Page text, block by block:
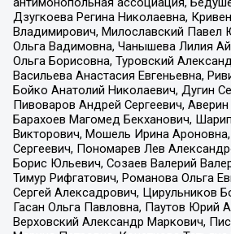
Дзугкоева Регина Николаевна,
Владимирович, Милославский
Ольга Вадимовна, Чанышева Лилия
Ольга Борисовна, Туровский
Васильева Анастасия Евгеньевна,
Бойко Анатолий Николаевич, Дугин
Пивоваров Андрей Сергеевич, Аверин
Барахоев Магомед Бекханович,
Викторович, Мошель Ирина
Сергеевич, Пономарев Лев
Борис Юльевич, Созаев Валерий
Тимур Рифгатович, Романова Ольга
Сергей Алексадрович, Цирульников
Гасан Ольга Павловна, Паутов Юрий
Верховский Александр Маркович,